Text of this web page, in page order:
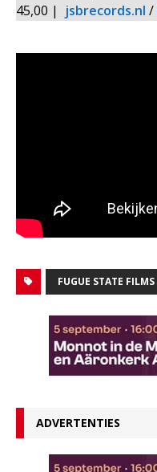
45,00 | jsbrecords.nl /
FUGUE STATE FILMS
ADVERTENTIES